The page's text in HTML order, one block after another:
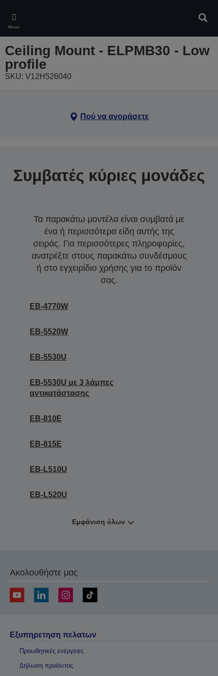
main
content
Μενού
Ceiling Mount - ELPMB30 - Low
profile
SKU: V12H526040
Πού να αγοράσετε
Συμβατές κύριες μονάδες
Τα παρακάτω μοντέλα είναι συμβατά με
ένα ή περισσότερα είδη αυτής της
σειράς. Για περισσότερες πληροφορίες,
ανατρέξτε στους παρακάτω συνδέσμους
ή στο εγχειρίδιο χρήσης για το προϊόν
σας.
EB-4770W
EB-5520W
EB-5530U
EB-5530U με 3 λάμπες
αντικατάστασης
EB-810E
EB-815E
EB-L510U
EB-L520U
Εμφάνιση όλων
Ακολουθήστε μας
Εξυπηρετηση πελατων
Προωθητικές ενέργειες
Δήλωση προϊόντος